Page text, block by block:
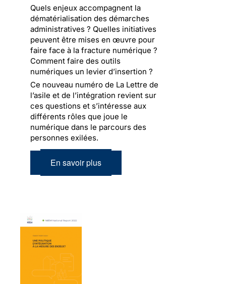
Quels enjeux accompagnent la
dématérialisation des démarches
administratives ? Quelles initiatives
peuvent être mises en œuvre pour
faire face à la fracture numérique ?
Comment faire des outils
numériques un levier d’insertion ?
Ce nouveau numéro de La Lettre de
l’asile et de l’intégration revient sur
ces questions et s’intéresse aux
différents rôles que joue le
numérique dans le parcours des
personnes exilées.
En savoir plus